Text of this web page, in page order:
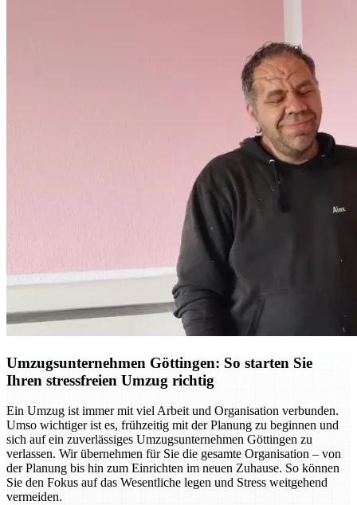
Umzugsunternehmen Göttingen: So starten Sie
Ihren stressfreien Umzug richtig
Ein Umzug ist immer mit viel Arbeit und Organisation verbunden.
Umso wichtiger ist es, frühzeitig mit der Planung zu beginnen und
sich auf ein zuverlässiges Umzugsunternehmen Göttingen zu
verlassen. Wir übernehmen für Sie die gesamte Organisation – von
der Planung bis hin zum Einrichten im neuen Zuhause. So können
Sie den Fokus auf das Wesentliche legen und Stress weitgehend
vermeiden.